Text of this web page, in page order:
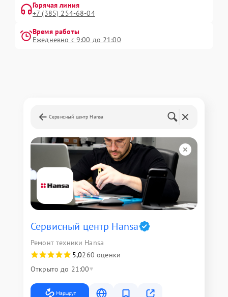
Горячая линия
+7 (385) 254-68-04
Время работы
Ежедневно с 9:00 до 21:00
Сервисный центр Hansa
Сервисный центр Hansa
Ремонт техники Hansa
5,0260 оценки
Открыто до 21:00
Маршрут